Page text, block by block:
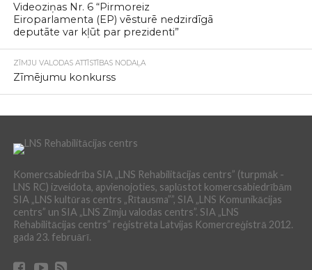
Videoziņas Nr. 6 “Pirmoreiz
Eiroparlamenta (EP) vēsturē nedzirdīgā
deputāte var kļūt par prezidenti”
ZĪMJU VALODAS ATTĪSTĪBAS NODAĻA
Zīmējumu konkurss
Komercsabiedrība SIA „LNS Rehabilitācijas centrs” (turpmāk -
LNS RC) izveidota, apvienojoties, saplūstot komercsabiedrībām
SIA „LNS kultūras centrs „Rītausma””, SIA „LNS Komunikācijas
centrs” un SIA „LNS Zīmju valodas centrs”. SIA „LNS
Rehabilitācijas centrs” reģistrēta Latvijas Komercreģistrā 2012.
gada 23. februārī.